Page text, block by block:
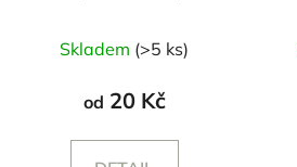
Skladem (>5 ks)
od 20 Kč